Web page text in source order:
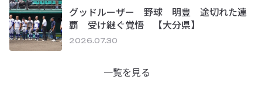
グッドルーザー 野球 明豊 途切れた連
覇 受け継ぐ覚悟 【大分県】
2026.07.30
一覧を見る